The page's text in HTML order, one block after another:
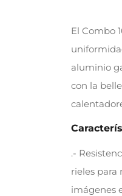
El Combo
aluminio
con la
.-
rieles para
imágenes